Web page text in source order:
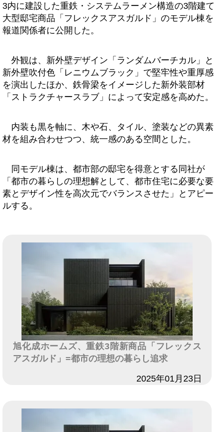
3内に建設した重鉄・システムラーメン構造の3階建て
大型邸宅商品「フレックスアスガルド」のモデル棟を
報道関係者に公開した。
外観は、新外壁デザイン「ランダムバーチカル」と
新外壁吹付色「レニウムブラック」で堅牢性や重厚感
を演出したほか、鉄骨梁をイメージした新外装部材
「ストラクチャースラブ」によって安定感を高めた。
内装も黒を軸に、木や石、タイル、塗装などの異素
材を組み合わせつつ、統一感のある空間とした。
同モデル棟は、都市部の邸宅を得意とする同社が
「都市の暮らしの理想解として、都市住宅に必要な要
素とデザイン性を高次元でバランスさせた」とアピー
ルする。
旭化成ホームズ、重鉄3階新商品「フレックス
アスガルド」=都市の理想の暮らし追求
2025年01月23日